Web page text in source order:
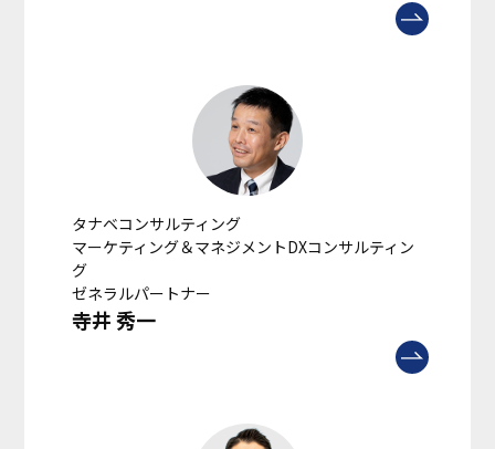
タナベコンサルティング
マーケティング＆マネジメントDXコンサルティン
グ
ゼネラルパートナー
寺井 秀一